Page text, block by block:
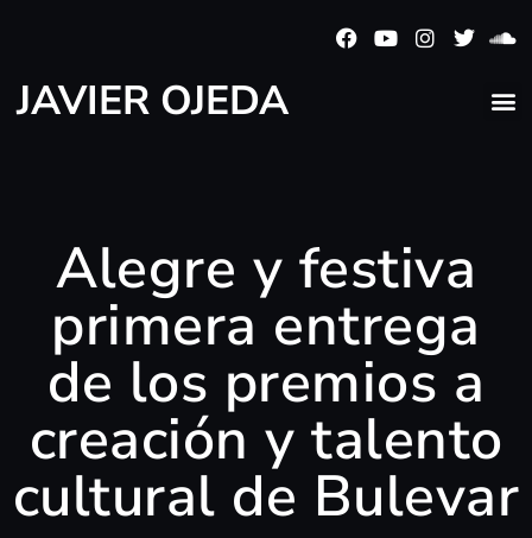
JAVIER OJEDA
Alegre y festiva
primera entrega
de los premios a
creación y talento
cultural de Bulevar